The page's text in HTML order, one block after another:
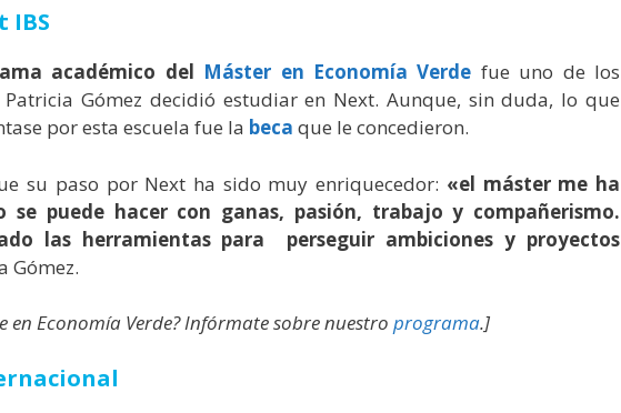
IBS
académico del Máster en Economía Verde fue uno de los
Gómez decidió estudiar en Next. Aunque, sin duda, lo que
por esta escuela fue la beca que le concedieron.
su paso por Next ha sido muy enriquecedor: «el máster me ha
se puede hacer con ganas, pasión, trabajo y compañerismo.
las herramientas para perseguir ambiciones y proyectos
Gómez.
en Economía Verde? Infórmate sobre nuestro programa.]